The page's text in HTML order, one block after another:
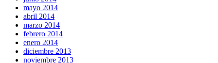
mayo 2014
abril 2014
marzo 2014
febrero 2014
enero 2014
diciembre 2013
noviembre 2013